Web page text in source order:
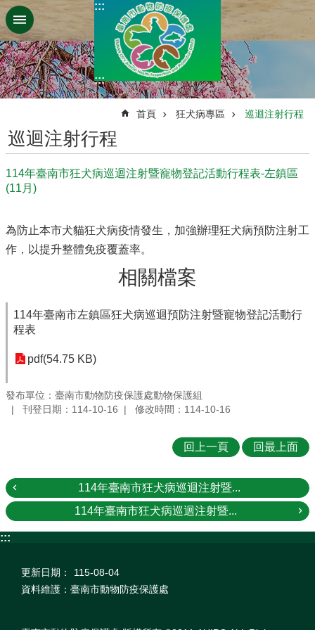
跳到主要內容區塊
:::
:::
首頁 狂犬病專區 巡迴注射行程
巡迴注射行程
114年臺南市狂犬病巡迴注射暨寵物登記活動行程表-左鎮區
(11月)
為防止本市犬貓狂犬病疫情發生，加強辦理狂犬病預防注射工
作，以提升整體免疫覆蓋率。
相關檔案
114年臺南市左鎮區狂犬病巡迴預防注射暨寵物登記活動行
程表
pdf(54.75 KB)
發布單位：臺南市動物防疫保護處動物保護組
刊登日期：114-10-16
修改時間：114-10-16
回上一頁 回最上面
114年臺南市狂犬病巡迴注射暨...
114年臺南市狂犬病巡迴注射暨...
:::
更新日期：
115-08-04
資料維護：臺南市動物防疫保護處